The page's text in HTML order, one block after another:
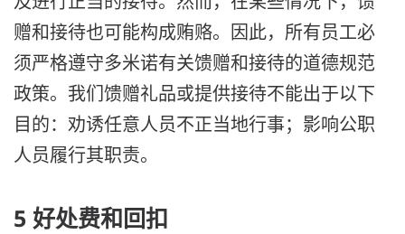
赠和接待也可能构成贿赂。因此，所有员工必
须严格遵守多米诺有关馈赠和接待的道德规范
政策。我们馈赠礼品或提供接待不能出于以下
目的：劝诱任意人员不正当地行事；影响公职
人员履行其职责。
5 好处费和回扣